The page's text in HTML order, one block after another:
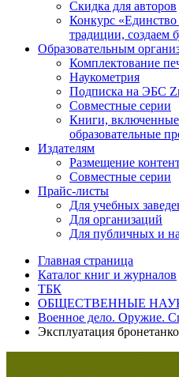
Скидка для авторов
Конкурс «Единство
традиции, создаем
Образовательным
Комплектование
Наукометрия
Подписка на ЭБС
Совместные серии
Книги,
образовательные
Издателям
Размещение
Совместные серии
Прайс-листы
Для учебных
Для организаций
Для публичных и
Главная страница
Каталог книг и журналов
ТБК
ОБЩЕСТВЕННЫЕ
Военное дело. Оружие.
Эксплуатация